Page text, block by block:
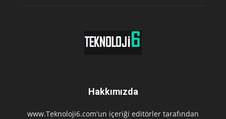
Hakkımızda
www.Teknoloji6.com'un içeriği editörler tarafından